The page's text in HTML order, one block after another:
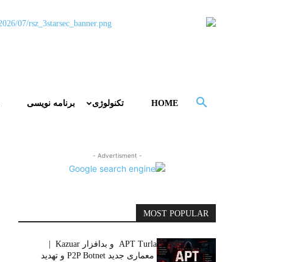
برنامه نویسی تکنولوژی HOME
- Advertisment -
MOST POPULAR
معماری جدید P2P Botnet و تهدید